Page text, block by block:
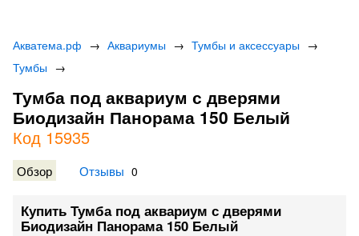
Акватема.рф → Аквариумы → Тумбы и аксессуары →
Тумбы →
Тумба под аквариум с дверями
Биодизайн Панорама 150 Белый
Код 15935
Обзор Отзывы 0
Купить Тумба под аквариум с дверями
Биодизайн Панорама 150 Белый